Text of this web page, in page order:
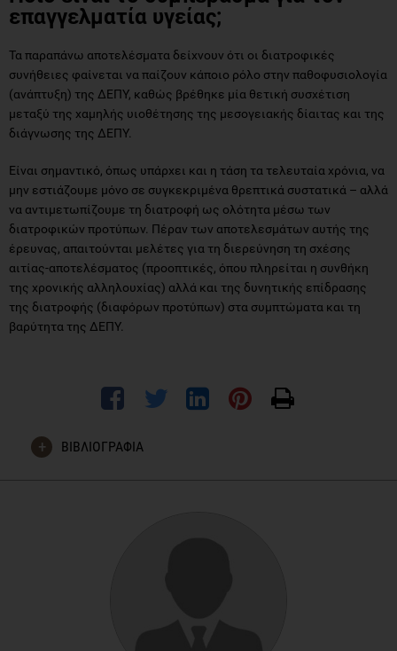
επαγγελματία υγείας;
Τα παραπάνω αποτελέσματα δείχνουν ότι οι διατροφικές
συνήθειες φαίνεται να παίζουν κάποιο ρόλο στην παθοφυσιολογία
(ανάπτυξη) της ΔΕΠΥ, καθώς βρέθηκε μία θετική συσχέτιση
μεταξύ της χαμηλής υιοθέτησης της μεσογειακής δίαιτας και της
διάγνωσης της ΔΕΠΥ.
Είναι σημαντικό, όπως υπάρχει και η τάση τα τελευταία χρόνια, να
μην εστιάζουμε μόνο σε συγκεκριμένα θρεπτικά συστατικά – αλλά
να αντιμετωπίζουμε τη διατροφή ως ολότητα μέσω των
διατροφικών προτύπων. Πέραν των αποτελεσμάτων αυτής της
έρευνας, απαιτούνται μελέτες για τη διερεύνηση τη σχέσης
αιτίας-αποτελέσματος (προοπτικές, όπου πληρείται η συνθήκη
της χρονικής αλληλουχίας) αλλά και της δυνητικής επίδρασης
της διατροφής (διαφόρων προτύπων) στα συμπτώματα και τη
βαρύτητα της ΔΕΠΥ.
ΒΙΒΛΙΟΓΡΑΦΙΑ